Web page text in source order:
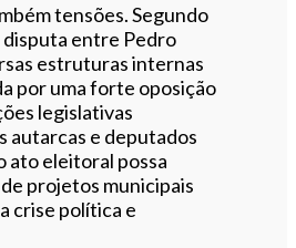
tensões. Segundo
entre Pedro
estruturas internas
por uma forte oposição
legislativas
autarcas e deputados
ato eleitoral possa
projetos municipais
crise política e